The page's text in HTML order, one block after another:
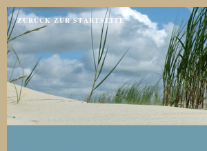
Jump to navigation
ZURÜCK ZUR STARTSEITE